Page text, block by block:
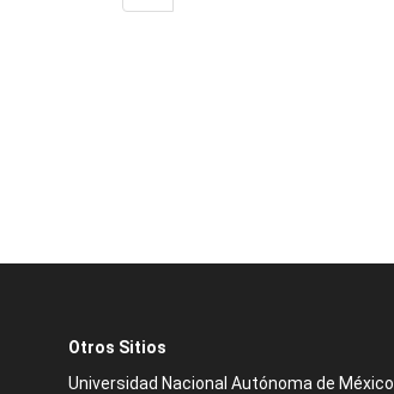
Otros Sitios
Universidad Nacional Autónoma de México